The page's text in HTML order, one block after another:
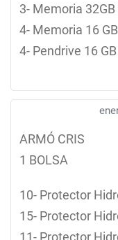
3- Memoria
4- Memoria 16
4- Pendrive 16
ARMÓ CRIS
1 BOLSA
10- Protector
15- Protector
11- Protector